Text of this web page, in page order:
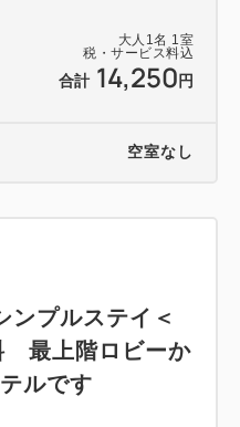
大人 1 名 1 室
税・サービス料込
合計 14,250 円
空室なし
ンプルステイ＜
最上階ロビーか
ルです